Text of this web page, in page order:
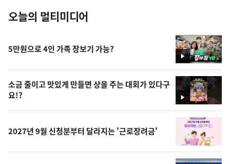
오늘의 멀티미디어
영
상
5만원으로 4인 가족 장보기 가능?
영
상
소금 줄이고 맛있게 만들면 상을 주는 대회가 있다구
요!?
2027년 9월 신청분부터 달라지는 '근로장려금'